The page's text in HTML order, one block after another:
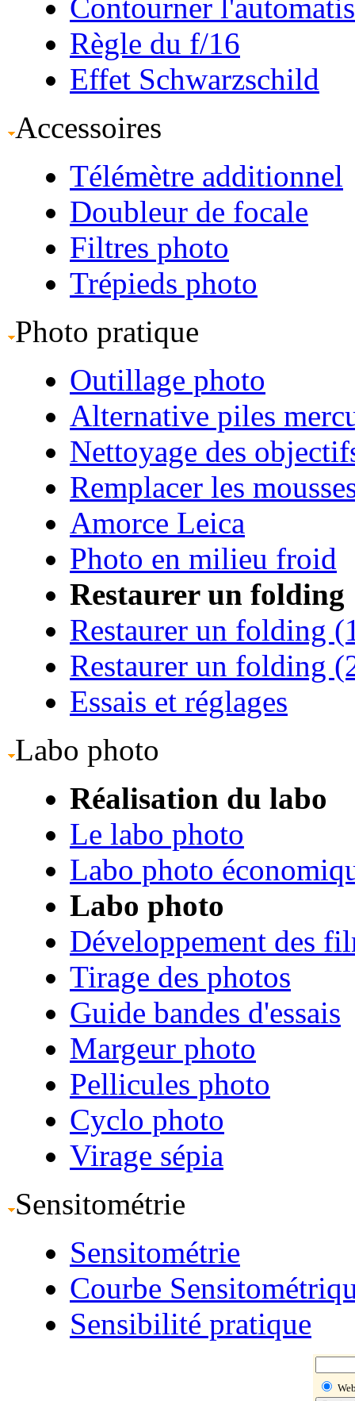
Contourner
Règle du f/16
Effet Schwarzschild
Accessoires
Télémètre additionnel
Doubleur de focale
Filtres photo
Trépieds photo
Photo pratique
Outillage photo
Alternative piles
Nettoyage des
Remplacer les
Amorce Leica
Photo en milieu froid
Restaurer un folding
Restaurer un folding
Restaurer un folding
Essais et réglages
Labo photo
Réalisation du labo
Le labo photo
Labo photo
Labo photo
Développement des
Tirage des photos
Guide bandes d'essais
Margeur photo
Pellicules photo
Cyclo photo
Virage sépia
Sensitométrie
Sensitométrie
Courbe
Sensibilité pratique